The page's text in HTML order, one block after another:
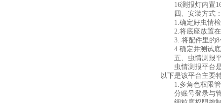
16测报灯内置
四、安装方式
1.确定好虫情检
2.将底座放置在
3. 将配件里的8个
4.确定并测试底
五、虫情测报
虫情测报平台是
以下是该平台主要
1.多角色权限管
分账号登录与管